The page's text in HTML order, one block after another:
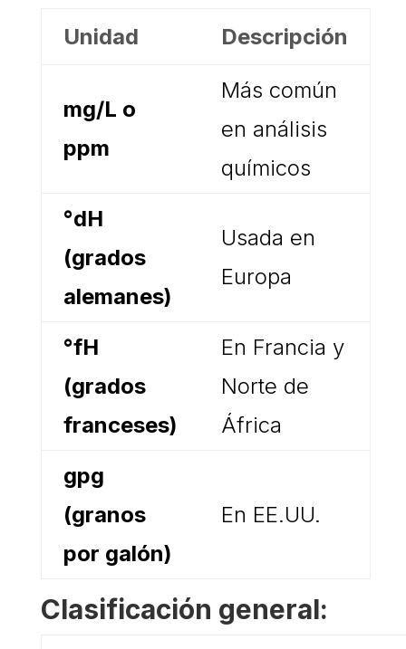
Unidad Descripción
mg/L o
ppm
Más común
en análisis
químicos
°dH
(grados
alemanes)
Usada en
Europa
°fH
(grados
franceses)
En Francia y
Norte de
África
gpg
(granos
por galón)
En EE.UU.
Clasificación general: